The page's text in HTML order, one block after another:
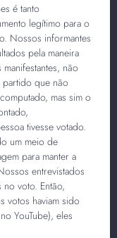
é tanto
legítimo para o
Nossos informantes
pela maneira
não
que não
mas sim o
tivesse votado.
um meio de
para manter a
entrevistados
no voto. Então,
votos haviam sido
YouTube), eles